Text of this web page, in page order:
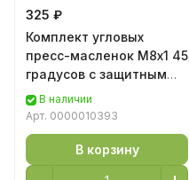
325 ₽
Комплект угловых
пресс-масленок М8х1 45
градусов с защитным
колпачком 10 шт
В наличии
Арт. 0000010393
В корзину